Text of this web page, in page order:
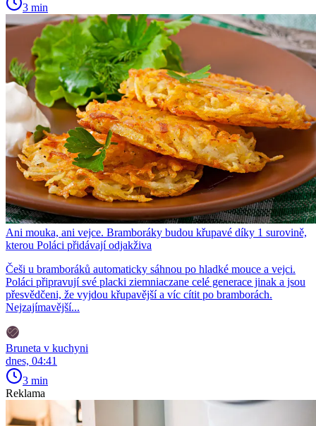
3 min
Ani mouka, ani vejce. Bramboráky budou křupavé díky 1 surovině,
kterou Poláci přidávají odjakživa
Češi u bramboráků automaticky sáhnou po hladké mouce a vejci.
Poláci připravují své placki ziemniaczane celé generace jinak a jsou
přesvědčeni, že vyjdou křupavější a víc cítit po bramborách.
Nejzajímavější...
Bruneta v kuchyni
dnes, 04:41
3 min
Reklama